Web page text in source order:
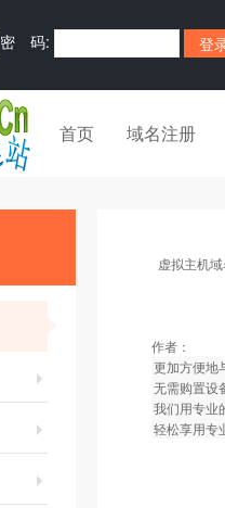
密 码:
首页 域名注册
虚拟主机
作者：
更加方便地
无需购置设
我们用专业
轻松享用专